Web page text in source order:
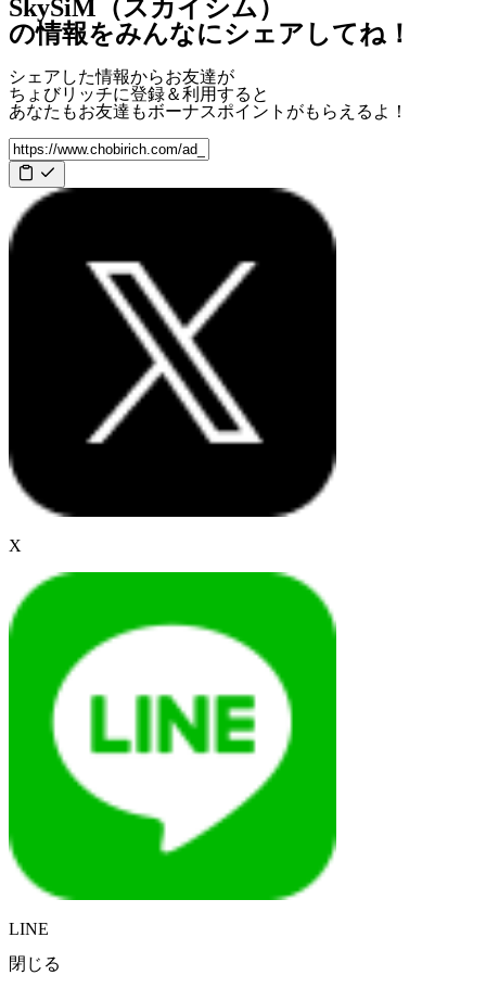
SkySiM（スカイシム）
の情報をみんなにシェアしてね！
シェアした情報からお友達が
ちょびリッチに登録＆利用すると
あなたもお友達もボーナスポイント がもらえるよ！
X
LINE
閉じる